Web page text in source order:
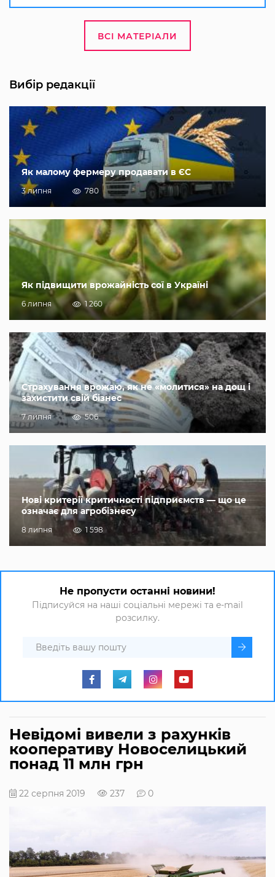
ВСІ МАТЕРІАЛИ
Вибір редакції
Як малому фермеру продавати в ЄС
3 липня 780
Як підвищити врожайність сої в Україні
6 липня 1 260
Страхування врожаю, як не «молитися» на дощ і
захистити свій бізнес
7 липня 506
Нові критерії критичності підприємств — що це
означає для агробізнесу
8 липня 1 598
Не пропусти останні новини!
Підписуйся на наші соціальні мережі та e-mail
розсилку.
Невідомі вивели з рахунків
кооперативу Новоселицький
понад 11 млн грн
22 серпня 2019 237 0